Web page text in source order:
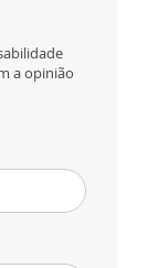
a opinião